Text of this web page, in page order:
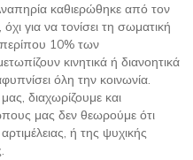
καθιερώθηκε από τον
για να τονίσει τη σωματική
περίπου 10% των
κινητικά ή διανοητικά
όλη την κοινωνία.
διαχωρίζουμε και
μας δεν θεωρούμε ότι
ή της ψυχικής